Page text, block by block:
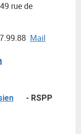
rue de
Mail
- RSPP